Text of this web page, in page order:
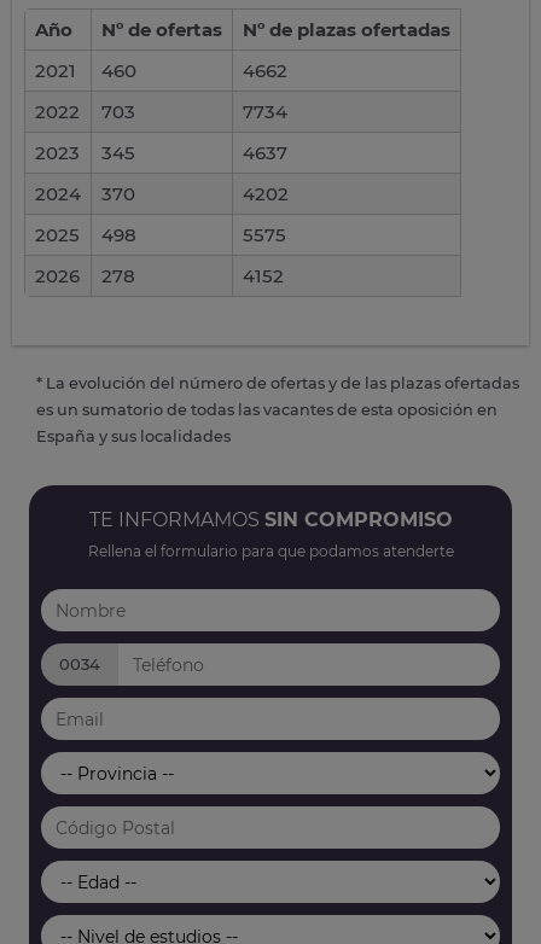
Año Nº de ofertas
Nº de plazas ofertadas
2021
460
4662
2022
703
7734
2023
345
4637
2024
370
4202
2025
498
5575
2026
278 4152
* La evolución del número de ofertas y de las plazas ofertadas
es un sumatorio de todas las vacantes de esta oposición en
España y sus localidades
TE INFORMAMOS SIN COMPROMISO
Rellena el formulario para que podamos atenderte
0034